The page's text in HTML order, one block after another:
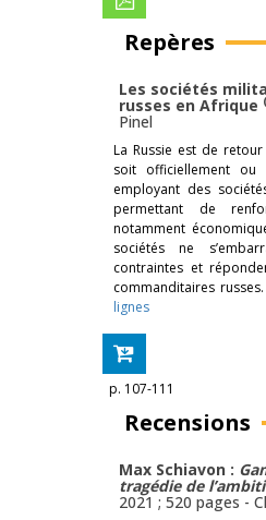
Repères
Les sociétés
russes en Afrique
Pinel
La Russie est de
soit officiellement ou
employant des
permettant de
notamment
sociétés ne
contraintes et
commanditaires russes.
lignes
p. 107-111
Recensions
Max Schiavon :
tragédie de
2021 ; 520 pages -